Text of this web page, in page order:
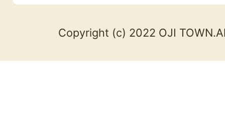
Copyright (c) 2022 OJI